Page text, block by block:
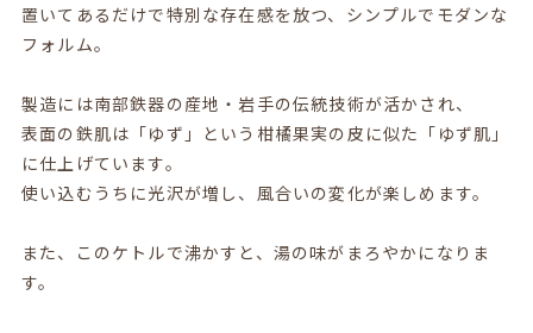
置いてあるだけで特別な存在感を放つ、シンプルでモダンな
フォルム。
製造には南部鉄器の産地・岩手の伝統技術が活かされ、
表面の鉄肌は「ゆず」という柑橘果実の皮に似た「ゆず肌」
に仕上げています。
使い込むうちに光沢が増し、風合いの変化が楽しめます。
また、このケトルで沸かすと、湯の味がまろやかになりま
す。